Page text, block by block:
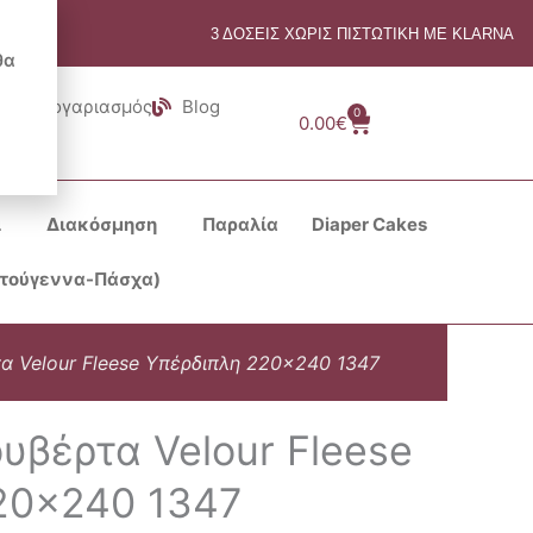
3 ΔΟΣΕΙΣ ΧΩΡΙΣ ΠΙΣΤΩΤΙΚΗ ΜΕ KLARNA
Λογαριασμός Blog
0.00€
0
Cart
Διακόσμηση Παραλία Diaper Cakes
Πάσχα)
Velour Fleese Υπέρδιπλη 220×240 1347
Velour Fleese
1347